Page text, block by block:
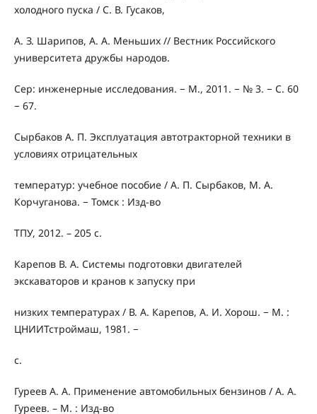
холодного пуска / С. В. Гусаков,
А. З. Шарипов, А. А. Меньших // Вестник Российского
университета дружбы народов.
Сер: инженерные исследования. − М., 2011. − № 3. − С. 60
− 67.
Сырбаков А. П. Эксплуатация автотракторной техники в
условиях отрицательных
температур: учебное пособие / А. П. Сырбаков, М. А.
Корчуганова. − Томск : Изд-во
ТПУ, 2012. – 205 c.
Карепов В. А. Системы подготовки двигателей
экскаваторов и кранов к запуску при
низких температурах / В. А. Карепов, А. И. Хорош. − М. :
ЦНИИТстроймаш, 1981. −
с.
Гуреев А. А. Применение автомобильных бензинов / А. А.
Гуреев. – М. : Изд-во